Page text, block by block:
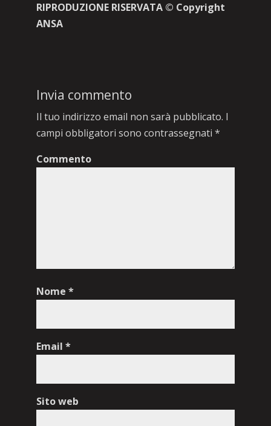
RIPRODUZIONE RISERVATA © Copyright
ANSA
Invia commento
Il tuo indirizzo email non sarà pubblicato. I
campi obbligatori sono contrassegnati *
Commento
Nome *
Email *
Sito web